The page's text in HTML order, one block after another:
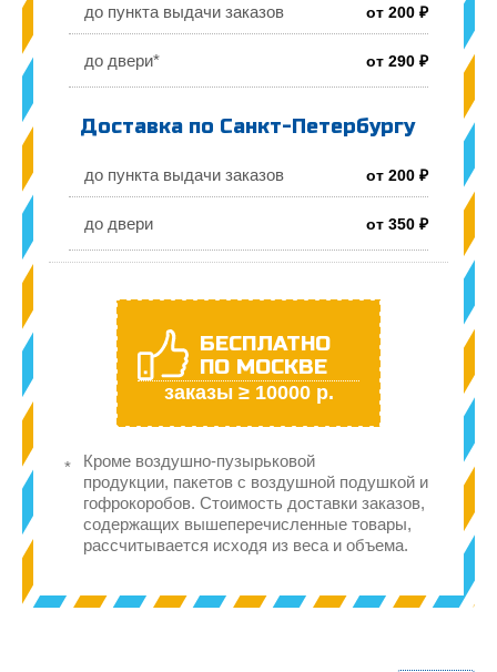
до пункта выдачи заказов от 200 ₽
до двери* от 290 ₽
Доставка по Санкт-Петербургу
до пункта выдачи заказов от 200 ₽
до двери от 350 ₽
БЕСПЛАТНО
ПО МОСКВЕ
заказы ≥ 10000 р.
Кроме воздушно-пузырьковой
продукции, пакетов с воздушной подушкой и
гофрокоробов. Стоимость доставки заказов,
содержащих вышеперечисленные товары,
рассчитывается исходя из веса и объема.